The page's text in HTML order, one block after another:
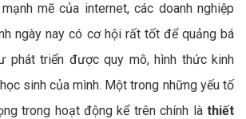
mẽ của internet, các doanh nghiệp
ngày nay có cơ hội rất tốt để quảng bá
phát triển được quy mô, hình thức kinh
sinh của mình. Một trong những yếu tố
trong hoạt động kể trên chính là thiết